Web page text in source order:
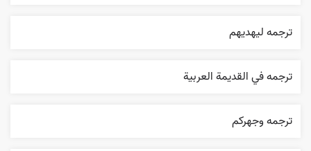
ترجمه ليهديهم
ترجمه في القديمة العربية
ترجمه وجهرکم